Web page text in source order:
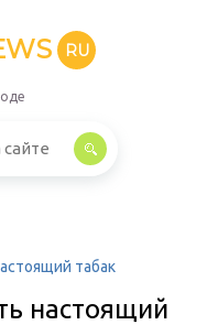
RU
табак
настоящий